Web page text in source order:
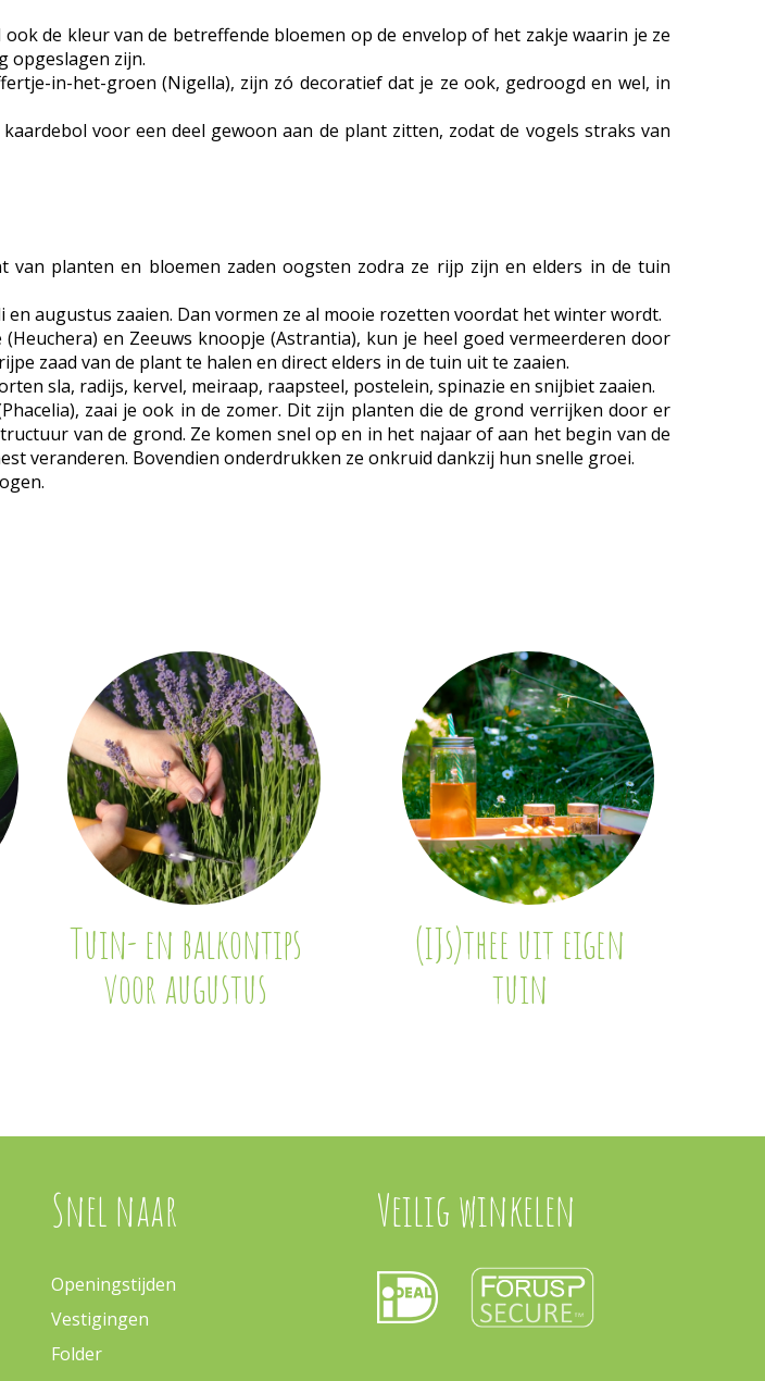
de kleur van de betreffende bloemen op de envelop of het zakje waarin je ze
opgeslagen zijn.
in-het-groen (Nigella), zijn zó decoratief dat je ze ook, gedroogd en wel, in
voor een deel gewoon aan de plant zitten, zodat de vogels straks van
planten en bloemen zaden oogsten zodra ze rijp zijn en elders in de tuin
augustus zaaien. Dan vormen ze al mooie rozetten voordat het winter wordt.
en Zeeuws knoopje (Astrantia), kun je heel goed vermeerderen door
zaad van de plant te halen en direct elders in de tuin uit te zaaien.
sla, radijs, kervel, meiraap, raapsteel, postelein, spinazie en snijbiet zaaien.
zaai je ook in de zomer. Dit zijn planten die de grond verrijken door er
van de grond. Ze komen snel op en in het najaar of aan het begin van de
veranderen. Bovendien onderdrukken ze onkruid dankzij hun snelle groei.
Tuin- en balkontips
voor augustus
(IJs)thee uit eigen
tuin
Snel naar
Openingstijden
Vestigingen
Folder
Veilig winkelen